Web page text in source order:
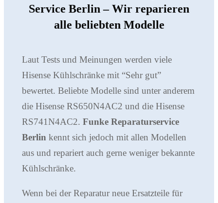
Service Berlin– Wir reparieren
alle beliebten Modelle
Laut Tests und Meinungen werden viele
Hisense Kühlschränke mit “Sehr gut”
bewertet. Beliebte Modelle sind unter anderem
die Hisense RS650N4AC2 und die Hisense
RS741N4AC2. Funke Reparaturservice
Berlin kennt sich jedoch mit allen Modellen
aus und repariert auch gerne weniger bekannte
Kühlschränke.
Wenn bei der Reparatur neue Ersatzteile für